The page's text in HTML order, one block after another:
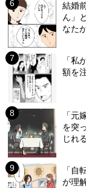
結婚
ん」
なた
「私
額を
「元
を突
じれ
「自
が理